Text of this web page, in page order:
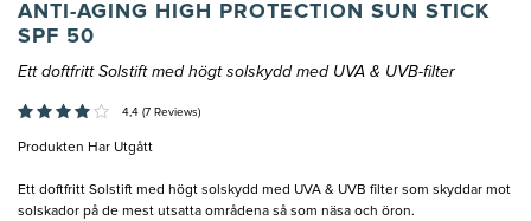
ANTI-AGING HIGH PROTECTION SUN STICK
SPF 50
Ett doftfritt Solstift med högt solskydd med UVA & UVB-filter
4,4 (7 Reviews)
Produkten Har Utgått
Ett doftfritt Solstift med högt solskydd med UVA & UVB filter som skyddar mot
solskador på de mest utsatta områdena så som näsa och öron.